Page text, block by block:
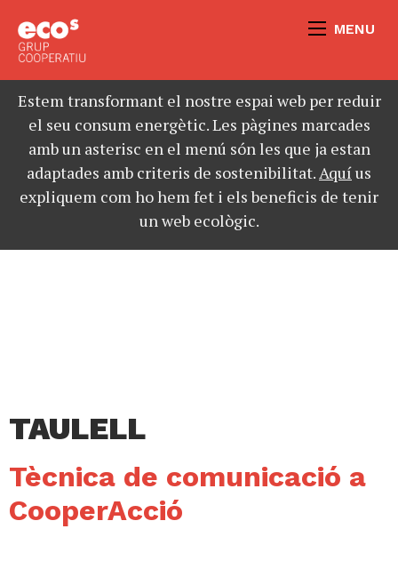
MENU
Estem transformant el nostre espai web per reduir
el seu consum energètic. Les pàgines marcades
amb un asterisc en el menú són les que ja estan
adaptades amb criteris de sostenibilitat.Aquíus
expliquem com ho hem fet i els beneficis de tenir
un web ecològic.
TAULELL
Tècnica de comunicació a
CooperAcció